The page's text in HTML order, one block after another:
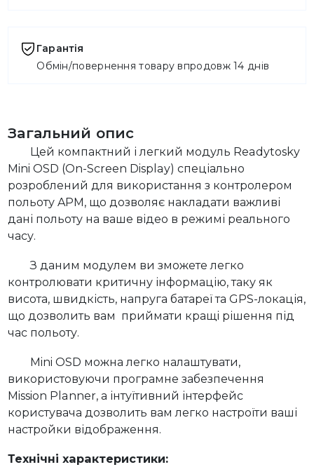
Гарантія
Обмін/повернення товару впродовж 14 днів
Загальний опис
Цей компактний і легкий модуль Readytosky
Mini OSD (On-Screen Display) спеціально
розроблений для використання з контролером
польоту APM, що дозволяє накладати важливі
дані польоту на ваше відео в режимі реального
часу.
З даним модулем ви зможете легко
контролювати критичну інформацію, таку як
висота, швидкість, напруга батареї та GPS-локація,
що дозволить вам приймати кращі рішення під
час польоту.
Mini OSD можна легко налаштувати,
використовуючи програмне забезпечення
Mission Planner, а інтуїтивний інтерфейс
користувача дозволить вам легко настроїти ваші
настройки відображення.
Технічні характеристики: